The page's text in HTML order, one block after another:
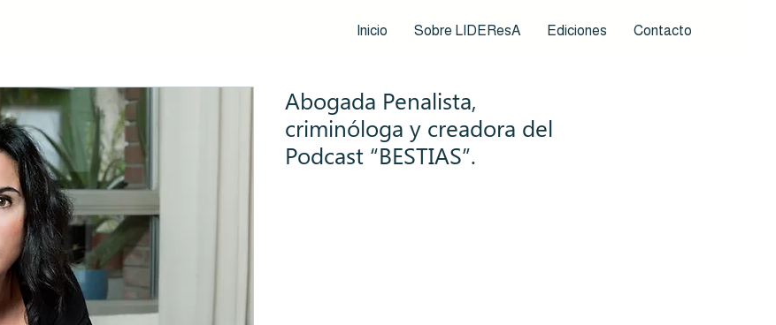
Inicio Sobre LIDEResA Ediciones Contacto
Abogada Penalista,
criminóloga y creadora del
Podcast “BESTIAS”.